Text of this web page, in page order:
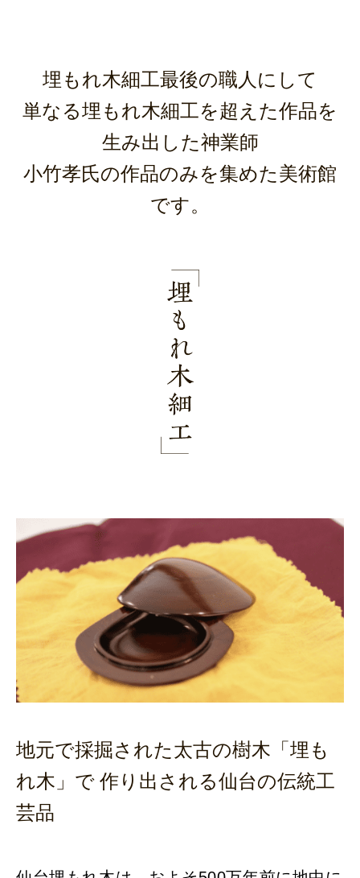
埋もれ木細工最後の職人にして
単なる埋もれ木細工を超えた作品を
生み出した神業師
小竹孝氏の作品のみを集めた美術館
です。
地元で採掘された太古の樹木「埋も
れ木」で 作り出される仙台の伝統工
芸品